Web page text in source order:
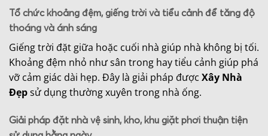
Tổ chức khoảng đệm, giếng trời và tiểu cảnh để tăng độ
thoáng và ánh sáng
Giếng trời đặt giữa hoặc cuối nhà giúp nhà không bị tối.
Khoảng đệm nhỏ như sân trong hay tiểu cảnh giúp phá
vỡ cảm giác dài hẹp. Đây là giải pháp được Xây Nhà
Đẹpsử dụng thường xuyên trong nhà ống.
Giải pháp đặt nhà vệ sinh, kho, khu giặt phơi thuận tiện